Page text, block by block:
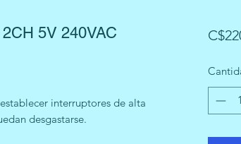
5V 240VAC
interruptores de alta
desgastarse.